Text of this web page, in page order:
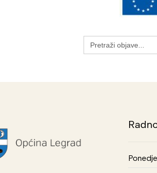
Search
for: